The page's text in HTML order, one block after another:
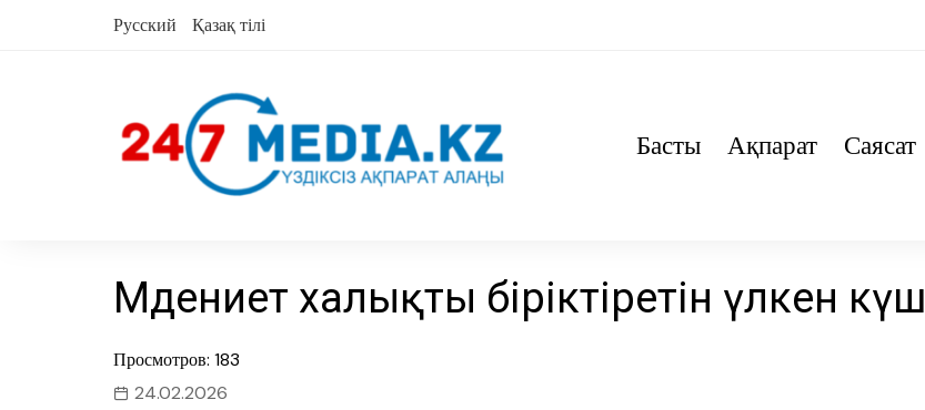
Русский Қазақ тілі
Басты Ақпарат Саясат
Мәдениет халықты біріктіретін үлкен күш
Просмотров: 183
24.02.2026